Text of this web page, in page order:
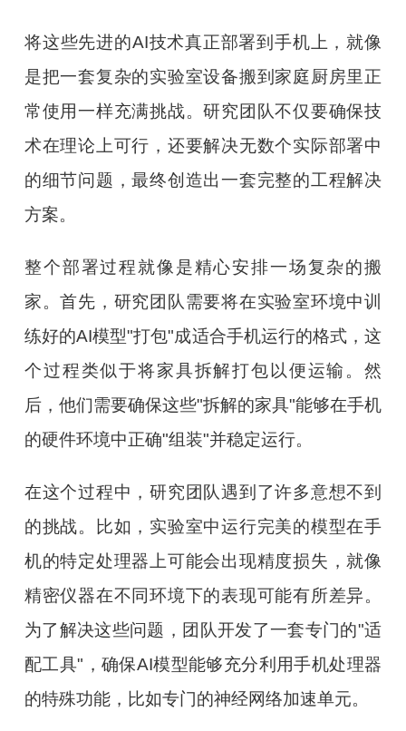
将这些先进的AI技术真正部署到手机上，就像
是把一套复杂的实验室设备搬到家庭厨房里正
常使用一样充满挑战。研究团队不仅要确保技
术在理论上可行，还要解决无数个实际部署中
的细节问题，最终创造出一套完整的工程解决
方案。
整个部署过程就像是精心安排一场复杂的搬
家。首先，研究团队需要将在实验室环境中训
练好的AI模型"打包"成适合手机运行的格式，这
个过程类似于将家具拆解打包以便运输。然
后，他们需要确保这些"拆解的家具"能够在手机
的硬件环境中正确"组装"并稳定运行。
在这个过程中，研究团队遇到了许多意想不到
的挑战。比如，实验室中运行完美的模型在手
机的特定处理器上可能会出现精度损失，就像
精密仪器在不同环境下的表现可能有所差异。
为了解决这些问题，团队开发了一套专门的"适
配工具"，确保AI模型能够充分利用手机处理器
的特殊功能，比如专门的神经网络加速单元。